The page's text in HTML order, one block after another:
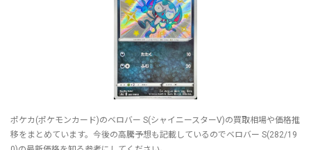
ポケカ(ポケモンカード)のベロバー S(シャイニースターV)の買取相場や価格推
移をまとめています。今後の高騰予想も記載しているのでベロバー S(282/19